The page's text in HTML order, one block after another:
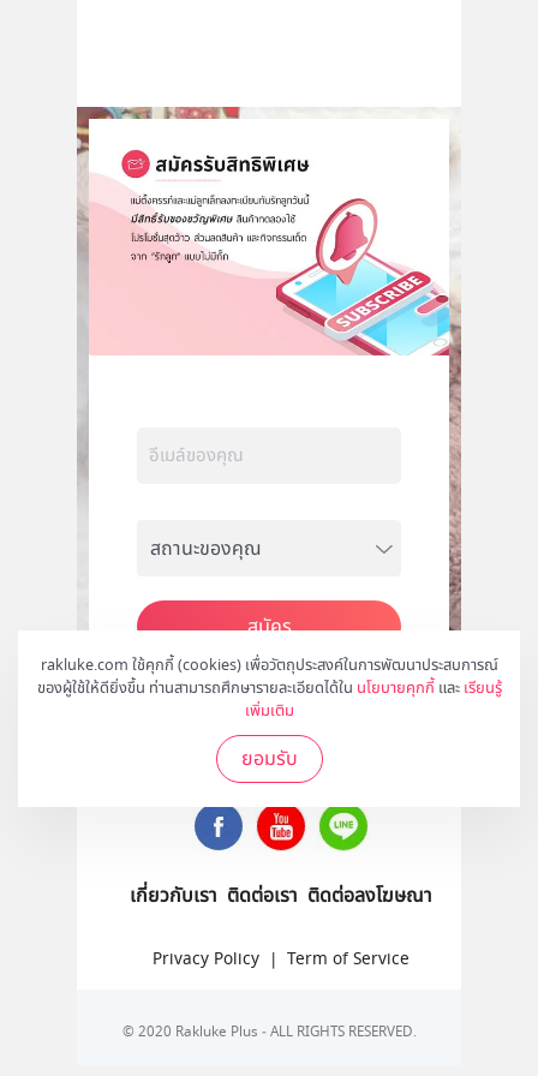
rakluke.com ใช้คุกกี้ (cookies) เพื่อวัตถุประสงค์ในการพัฒนาประสบการณ์
ของผู้ใช้ให้ดียิ่งขึ้น ท่านสามารถศึกษารายละเอียดได้ใน นโยบายคุกกี้ และ เรียนรู้
เพิ่มเติม
ยอมรับ
สมัคร
ติดตามเราได้ที่
เกี่ยวกับเรา ติดต่อเรา ติดต่อลงโฆษณา
Privacy Policy | Term of Service
© 2020 Rakluke Plus - ALL RIGHTS RESERVED.